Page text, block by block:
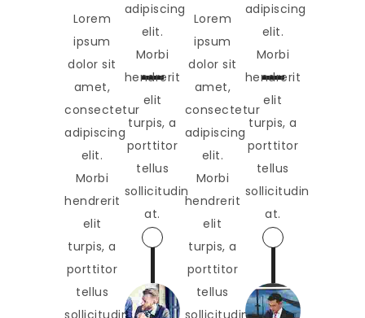
Lorem
ipsum
dolor sit
amet,
consectetur
adipiscing
elit.
Morbi
hendrerit
elit
turpis, a
porttitor
tellus
adipiscing
elit.
Morbi
hendrerit
elit
turpis, a
porttitor
tellus
sollicitudin
at.
Lorem
ipsum
dolor sit
amet,
consectetur
adipiscing
elit.
Morbi
hendrerit
elit
turpis, a
porttitor
tellus
adipiscing
elit.
Morbi
hendrerit
elit
turpis, a
porttitor
tellus
sollicitudin
at.